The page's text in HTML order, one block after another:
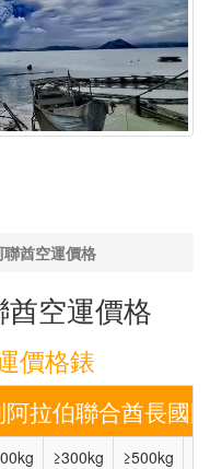
酋空運價格
空運價格
價格錶
阿拉伯聯合酋長國
≥300kg ≥500kg